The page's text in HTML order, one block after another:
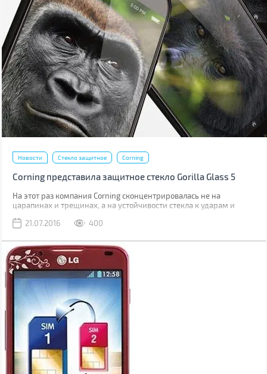
Новости Стекло защитное Corning
Corning представила защитное стекло Gorilla Glass 5
На этот раз компания Corning сконцентрировалась не на
царапинах и трещинах, а на устойчивости стекла к ударам и
21.07.2016
400